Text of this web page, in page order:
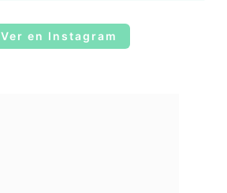
Ver en Instagram